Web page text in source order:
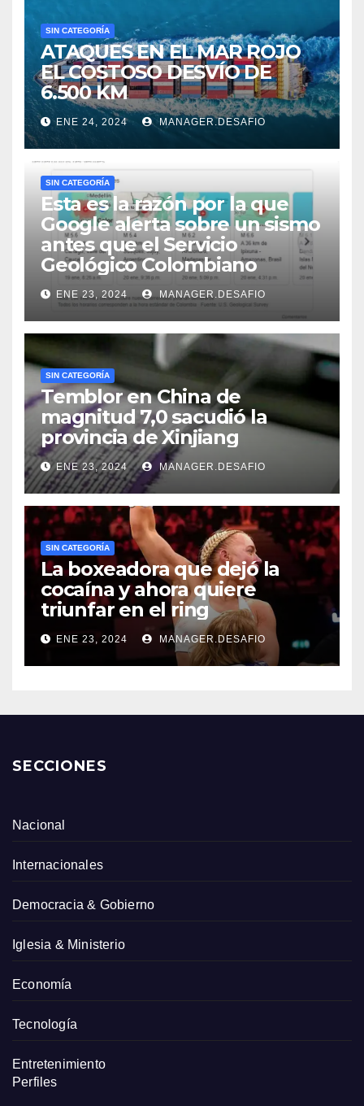
SIN CATEGORÍA
ATAQUES EN EL MAR ROJO
EL COSTOSO DESVÍO DE
6.500 KM
ENE 24, 2024 MANAGER.DESAFIO
SIN CATEGORÍA
Esta es la razón por la que
Google alerta sobre un sismo
antes que el Servicio
Geológico Colombiano
ENE 23, 2024 MANAGER.DESAFIO
SIN CATEGORÍA
Temblor en China de
magnitud 7,0 sacudió la
provincia de Xinjiang
ENE 23, 2024 MANAGER.DESAFIO
SIN CATEGORÍA
La boxeadora que dejó la
cocaína y ahora quiere
triunfar en el ring​
ENE 23, 2024 MANAGER.DESAFIO
SECCIONES
Nacional
Internacionales
Democracia & Gobierno
Iglesia & Ministerio
Economía
Tecnología
Entretenimiento
Perfiles